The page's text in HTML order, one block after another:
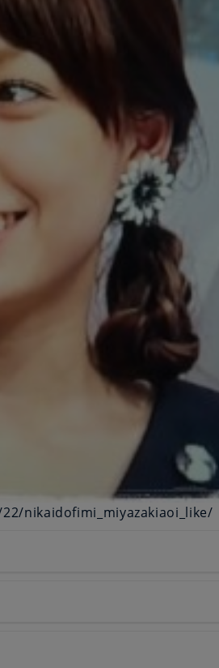
nikaidofimi_miyazakiaoi_like/